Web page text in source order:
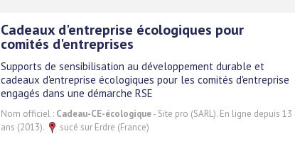
Cadeaux d'entreprise écologiques pour
comités d'entreprises
Supports de sensibilisation au développement durable et
cadeaux d'entreprise écologiques pour les comités d'entreprise
engagés dans une démarche RSE
Nom officiel : Cadeau-CE-écologique- Site pro (SARL). En ligne depuis 13
ans (2013).
sucé sur Erdre (France)